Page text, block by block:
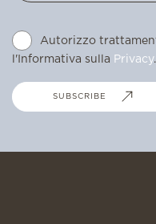
Autorizzo
l'Informativa sulla Privacy.
SUBSCRIBE